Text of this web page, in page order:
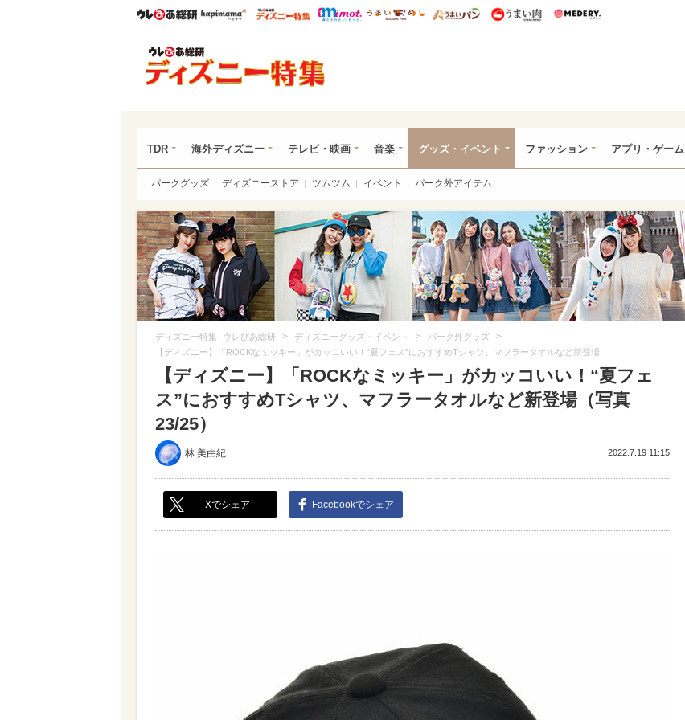
ウレぴあ総研ハピママ* ウレぴあ総研 ディズニー特集
mimot. うまいめし うまいパン うまい肉
TDR 海外ディズニー テレビ・映画 音楽 グッズ・イベント ファッション アプリ・ゲーム
パークグッズ ディズニーストア ツムツム イベント パーク外アイテム
ディズニー特集 -ウレぴあ総研 > ディズニーグッズ・イベント > パーク外グッズ >
【ディズニー】「ROCKなミッキー」がカッコいい！“夏フェス”におすすめTシャツ、マフラータオルなど新登場
【ディズニー】「ROCKなミッキー」がカッコいい！“夏フェ
ス”におすすめTシャツ、マフラータオルなど新登場（写真
23/25）
林 美由紀 2022.7.19 11:15
Xでシェア Facebookでシェア